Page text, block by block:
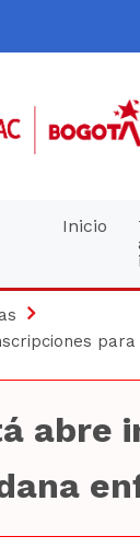
Inicio
abre